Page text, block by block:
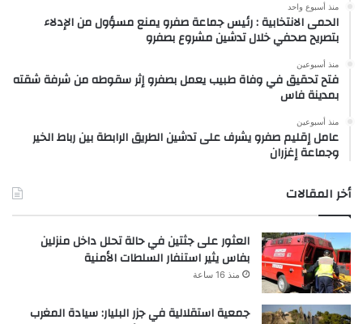
منذ أسبوع واحد
الحمى الانتخابية : رئيس جماعة صفرو يمنع مسؤول من الإدلاء
بتصريح صحفي خلال تدشين مشروع بصفرو
منذ أسبوعين
فتح تحقيق في وفاة طبيب يعمل بصفرو إثر سقوطه من شرفة شقته
بمدينة فاس
منذ أسبوعين
عامل إقليم صفرو يشرف على تدشين الطريق الرابطة بين رباط الخير
وجماعة إغزران
أخر المقالات
العثور على جثتين في حالة تحلل داخل منزلين
بفاس يثير استنفار السلطات الأمنية
منذ 16 ساعة
جمعية استقلالية في جزر البليار: سيادة المغرب